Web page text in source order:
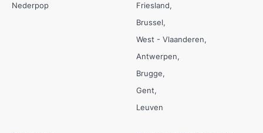
Nederpop
Friesland
Brussel
West - Vlaanderen
Antwerpen
Brugge
Gent
Leuven